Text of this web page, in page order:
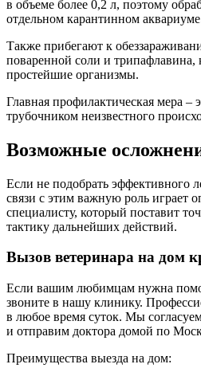
в объеме более 0,2 л, поэтому
отдельном карантинном
Также прибегают к
поваренной соли и
простейшие организмы.
Главная профилактическая мера –
трубочником неизвестного
Возможные
Если не подобрать эффективного
связи с этим важную роль играет
специалисту, который поставит
тактику дальнейших действий.
Вызов ветеринара на дом
Если вашим любимцам нужна
звоните в нашу клинику.
в любое время суток. Мы
и отправим доктора домой по
Преимущества выезда на дом: